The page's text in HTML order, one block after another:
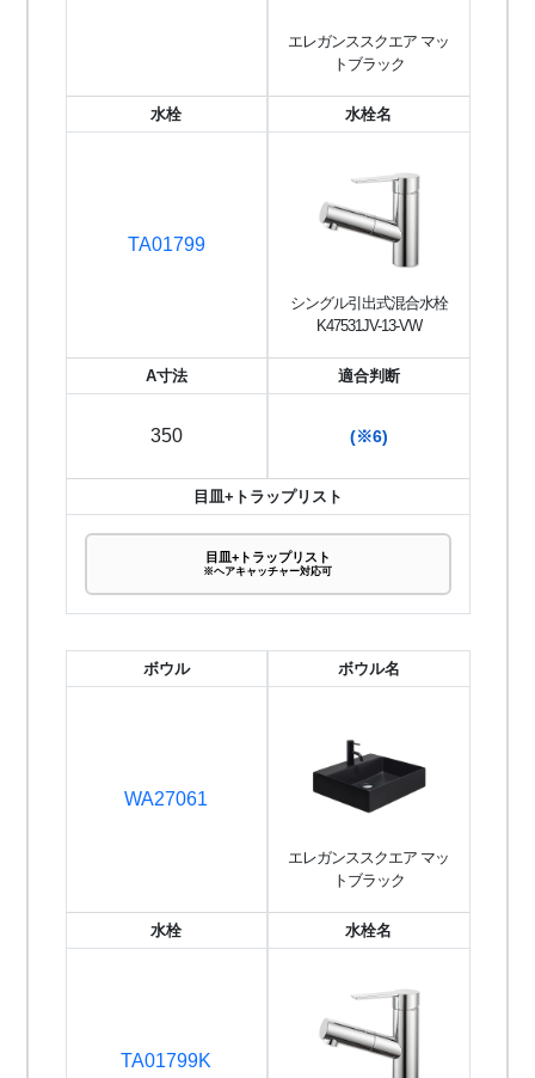
エレガンススクエア マッ
トブラック
水栓
TA01799
水栓名
シングル引出式混合水栓
K47531JV-13-VW
A寸法
350
適合判断
(※6)
目皿+トラップリスト
目皿+トラップリスト
※ヘアキャッチャー対応可
ボウル
WA27061
ボウル名
エレガンススクエア マッ
トブラック
水栓
TA01799K
水栓名